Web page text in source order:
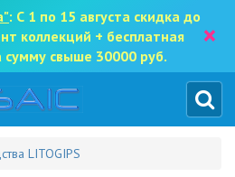
: С 1 по 15 августа скидка до
коллекций + бесплатная
сумму свыше 30000 руб.
×
LITOGIPS